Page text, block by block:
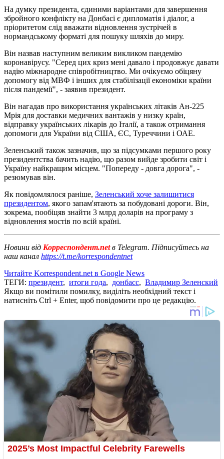
На думку президента, єдиними варіантами для завершення
збройного конфлікту на Донбасі є дипломатія і діалог, а
пріоритетом слід вважати відновлення зустрічей в
нормандському форматі для пошуку шляхів до миру.
Він назвав наступним великим викликом пандемію
коронавірусу. "Серед цих криз мені давало і продовжує давати
надію міжнародне співробітництво. Ми очікуємо обіцяну
допомогу від МВФ і інших для стабілізації економіки країни
після пандемії", - заявив президент.
Він нагадав про використання українських літаків Ан-225
Мрія для доставки медичних вантажів у низку країн,
відправку українських лікарів до Італії, а також отримання
допомоги для України від США, ЄС, Туреччини і ОАЕ.
Зеленський також зазначив, що за підсумками першого року
президентства бачить надію, що разом вийде зробити світ і
Україну найкращим місцем. "Попереду - довга дорога", -
резюмував він.
Як повідомлялося раніше, Зеленський хоче залишитися
президентом, якого запам'ятають за побудовані дороги. Він,
зокрема, пообіцяв знайти 3 млрд доларів на програму з
відновлення мостів по всій країні.
Новини від Корреспондент.netв Telegram. Підписуйтесь на
наш канал https://t.me/korrespondentnet
Читайте Korrespondent.net в Google News
ТЕГИ: президент, итоги года, донбасс, Владимир Зеленский
Якщо ви помітили помилку, виділіть необхідний текст і
натисніть Ctrl + Enter, щоб повідомити про це редакцію.